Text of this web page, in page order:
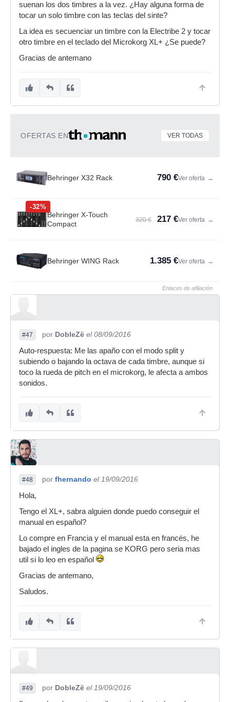
suenan los dos timbres a la vez. ¿Hay alguna forma de
tocar un solo timbre con las teclas del sinte?
La idea es secuenciar un timbre con la Electribe 2 y tocar
otro timbre en el teclado del Microkorg XL+ ¿Se puede?
Gracias de antemano
OFERTAS EN VER TODAS
Behringer X32 Rack 790 €Ver oferta →
-32%
Behringer X-Touch
Compact
320 € 217 €Ver oferta →
Behringer WING Rack 1.385 €Ver oferta →
Enlaces de afiliación
#47 por DobleZë el 08/09/2016
Auto-respuesta: Me las apaño con el modo split y
subiendo o bajando la octava de cada timbre, aunque si
toco la rueda de pitch en el microkorg, le afecta a ambos
sonidos.
#48 por fhernando el 19/09/2016
Hola,
Tengo el XL+, sabra alguien donde puedo conseguir el
manual en español?
Lo compre en Francia y el manual esta en francés, he
bajado el ingles de la pagina se KORG pero seria mas
util si lo leo en español
Gracias de antemano,
Saludos.
#49 por DobleZë el 19/09/2016